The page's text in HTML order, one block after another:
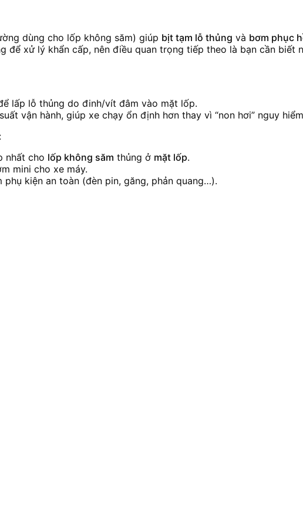
dùng cho lốp không săm) giúp bịt tạm lỗ thủng và bơm phục
để xử lý khẩn cấp, nên điều quan trọng tiếp theo là bạn cần biết
lấp lỗ thủng do đinh/vít đâm vào mặt lốp.
vận hành, giúp xe chạy ổn định hơn thay vì “non hơi” nguy
nhất cho lốp không săm thủng ở mặt lốp.
mini cho xe máy.
kiện an toàn (đèn pin, găng, phản quang…).